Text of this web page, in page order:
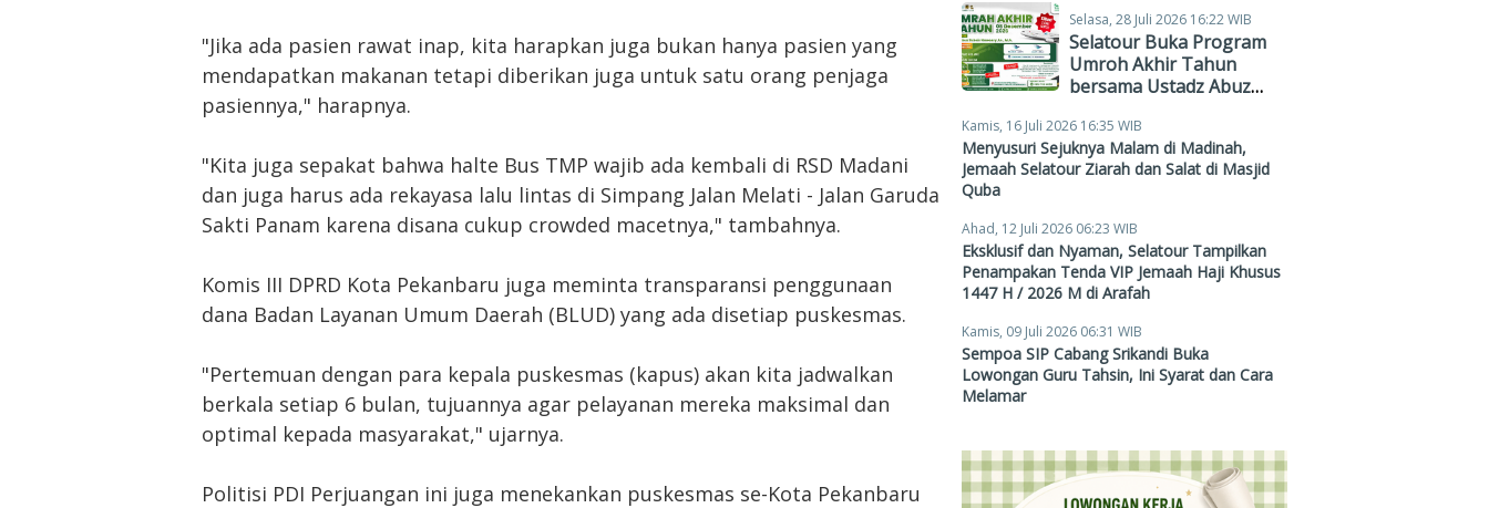
"Jika ada pasien rawat inap, kita harapkan juga bukan hanya pasien yang
mendapatkan makanan tetapi diberikan juga untuk satu orang penjaga
pasiennya," harapnya.
"Kita juga sepakat bahwa halte Bus TMP wajib ada kembali di RSD Madani
dan juga harus ada rekayasa lalu lintas di Simpang Jalan Melati - Jalan Garuda
Sakti Panam karena disana cukup crowded macetnya," tambahnya.
Komis III DPRD Kota Pekanbaru juga meminta transparansi penggunaan
dana Badan Layanan Umum Daerah (BLUD) yang ada disetiap puskesmas.
"Pertemuan dengan para kepala puskesmas (kapus) akan kita jadwalkan
berkala setiap 6 bulan, tujuannya agar pelayanan mereka maksimal dan
optimal kepada masyarakat," ujarnya.
Politisi PDI Perjuangan ini juga menekankan puskesmas se-Kota Pekanbaru
Selasa, 28 Juli 2026 16:22 WIB
Selatour Buka Program
Umroh Akhir Tahun
bersama Ustadz Abuz
Mulai Rp38,4 Juta
Kamis, 16 Juli 2026 16:35 WIB
Menyusuri Sejuknya Malam di Madinah,
Jemaah Selatour Ziarah dan Salat di Masjid
Quba
Ahad, 12 Juli 2026 06:23 WIB
Eksklusif dan Nyaman, Selatour Tampilkan
Penampakan Tenda VIP Jemaah Haji Khusus
1447 H / 2026 M di Arafah
Kamis, 09 Juli 2026 06:31 WIB
Sempoa SIP Cabang Srikandi Buka
Lowongan Guru Tahsin, Ini Syarat dan Cara
Melamar